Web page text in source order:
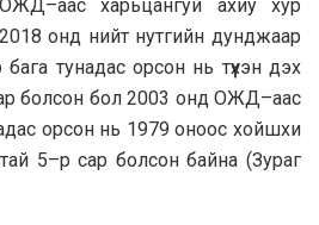
харьцангуй ахиу хур
онд нийт нутгийн дунджаар
тунадас орсон нь түүхэн дэх
болсон бол 2003 онд ОЖД–аас
орсон нь 1979 оноос хойшхи
5–р сар болсон байна (Зурaг